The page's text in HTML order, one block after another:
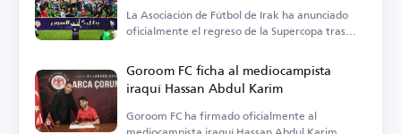
La Asociación de Fútbol de Irak ha anunciado
oficialmente el regreso de la Supercopa tras
Goroom FC ficha al mediocampista
iraquí Hassan Abdul Karim
Goroom FC ha firmado oficialmente al